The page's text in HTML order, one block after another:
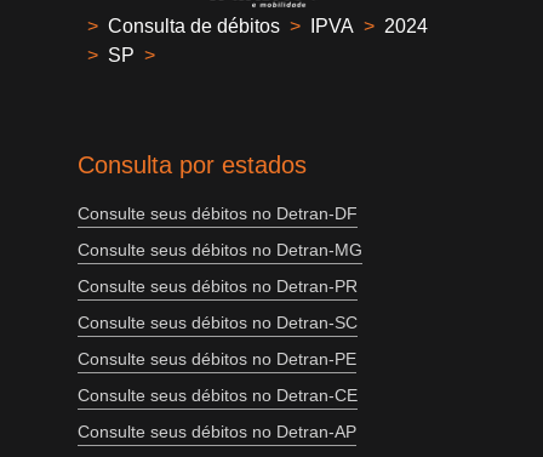
> Consulta de débitos > IPVA > 2024
> SP >
Consulta por estados
Consulte seus débitos no Detran-DF
Consulte seus débitos no Detran-MG
Consulte seus débitos no Detran-PR
Consulte seus débitos no Detran-SC
Consulte seus débitos no Detran-PE
Consulte seus débitos no Detran-CE
Consulte seus débitos no Detran-AP